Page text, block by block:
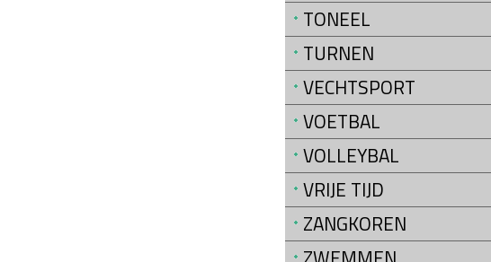
TONEEL
TURNEN
VECHTSPORT
VOETBAL
VOLLEYBAL
VRIJE TIJD
ZANGKOREN